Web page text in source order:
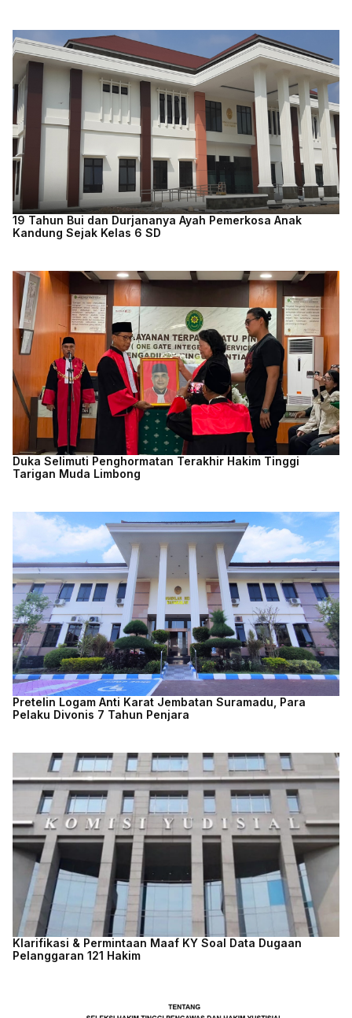
19 Tahun Bui dan Durjananya Ayah Pemerkosa Anak
Kandung Sejak Kelas 6 SD
Duka Selimuti Penghormatan Terakhir Hakim Tinggi
Tarigan Muda Limbong
Pretelin Logam Anti Karat Jembatan Suramadu, Para
Pelaku Divonis 7 Tahun Penjara
Klarifikasi & Permintaan Maaf KY Soal Data Dugaan
Pelanggaran 121 Hakim